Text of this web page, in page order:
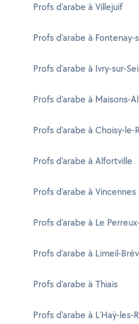
Profs d'arabe à Villejuif
Profs d'arabe à Fontenay-
Profs d'arabe à Ivry-sur-
Profs d'arabe à Maisons-
Profs d'arabe à Choisy-le-
Profs d'arabe à Alfortville
Profs d'arabe à Vincennes
Profs d'arabe à Le
Profs d'arabe à Limeil-
Profs d'arabe à Thiais
Profs d'arabe à L'Haÿ-les-